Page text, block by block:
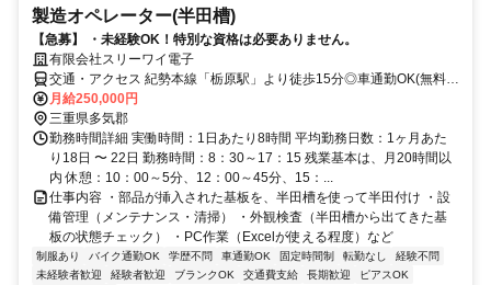
製造オペレーター(半田槽)
【急募】 ・未経験OK！特別な資格は必要ありません。
有限会社スリーワイ電子
交通・アクセス 紀勢本線「栃原駅」より徒歩15分◎車通勤OK(無料駐
車場完備)
月給250,000円
三重県多気郡
勤務時間詳細 実働時間：1日あたり8時間 平均勤務日数：1ヶ月あた
り18日 〜 22日 勤務時間：8：30～17：15 残業基本は、月20時間以
内 休憩：10：00～5分、12：00～45分、15：...
仕事内容 ・部品が挿入された基板を、半田槽を使って半田付け ・設
備管理（メンテナンス・清掃） ・外観検査（半田槽から出てきた基
板の状態チェック） ・PC作業（Excelが使える程度）など
制服あり バイク通勤OK 学歴不問 車通勤OK 固定時間制 転勤なし
経験不問
未経験者歓迎
経験者歓迎 ブランクOK 交通費支給 長期歓迎
ピアスOK